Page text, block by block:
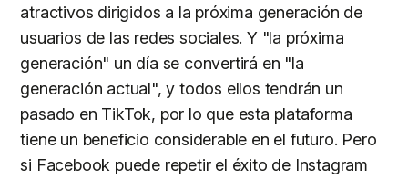
atractivos dirigidos a la próxima generación de
usuarios de las redes sociales. Y "la próxima
generación" un día se convertirá en "la
generación actual", y todos ellos tendrán un
pasado en TikTok, por lo que esta plataforma
tiene un beneficio considerable en el futuro. Pero
si Facebook puede repetir el éxito de Instagram